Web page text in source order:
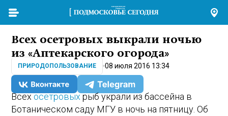
Всех осетровых выкрали ночью
из «Аптекарского огорода»
ПРИРОДОПОЛЬЗОВАНИЕ 08 июля 2016 13:34
Всехосетровыхрыб украли из бассейна в
Ботаническом саду МГУ в ночь на пятницу. Об